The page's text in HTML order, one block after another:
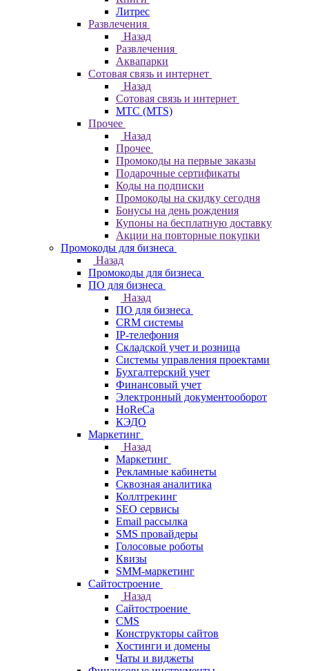
Литрес
Развлечения
Назад
Развлечения
Аквапарки
Сотовая связь и интернет
Назад
Сотовая связь и интернет
МТС (MTS)
Прочее
Назад
Прочее
Промокоды на первые заказы
Подарочные сертификаты
Коды на подписки
Промокоды на скидку сегодня
Бонусы на день рождения
Купоны на бесплатную доставку
Акции на повторные покупки
Промокоды для бизнеса
Назад
Промокоды для бизнеса
ПО для бизнеса
Назад
ПО для бизнеса
CRM системы
IP-телефония
Складской учет и розница
Системы управления проектами
Бухгалтерский учет
Финансовый учет
Электронный документооборот
HoReCa
КЭДО
Маркетинг
Назад
Маркетинг
Рекламные кабинеты
Cквозная аналитика
Коллтрекинг
SEO сервисы
Email расcылка
SMS провайдеры
Голосовые роботы
Квизы
SMM-маркетинг
Сайтостроение
Назад
Сайтостроение
CMS
Конструкторы сайтов
Хостинги и домены
Чаты и виджеты